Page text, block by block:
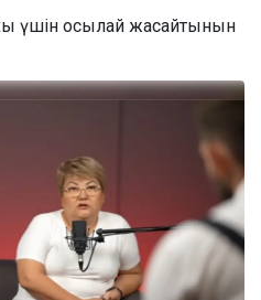
үшін осылай жасайтынын